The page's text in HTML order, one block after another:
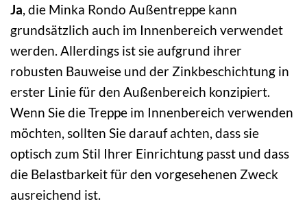
Ja, die Minka Rondo Außentreppe kann
grundsätzlich auch im Innenbereich verwendet
werden. Allerdings ist sie aufgrund ihrer
robusten Bauweise und der Zinkbeschichtung in
erster Linie für den Außenbereich konzipiert.
Wenn Sie die Treppe im Innenbereich verwenden
möchten, sollten Sie darauf achten, dass sie
optisch zum Stil Ihrer Einrichtung passt und dass
die Belastbarkeit für den vorgesehenen Zweck
ausreichend ist.